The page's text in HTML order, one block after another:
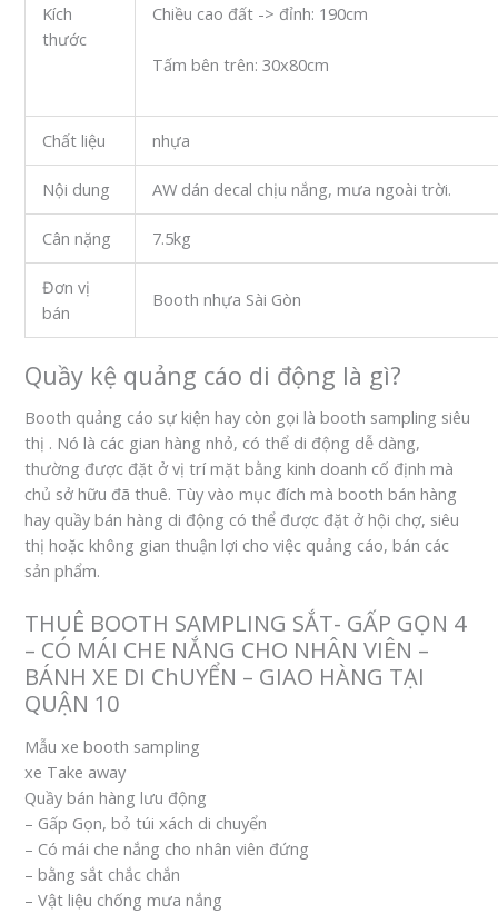
Kích
thước
Chiều cao đất -> đỉnh: 190cm
Tấm bên trên: 30x80cm
Chất liệu nhựa
Nội dung AW dán decal chịu nắng, mưa ngoài trời.
Cân nặng 7.5kg
Đơn vị
bán
Booth nhựa Sài Gòn
Quầy kệ quảng cáo di động là gì?
Booth quảng cáo sự kiện hay còn gọi là booth sampling siêu
thị . Nó là các gian hàng nhỏ, có thể di động dễ dàng,
thường được đặt ở vị trí mặt bằng kinh doanh cố định mà
chủ sở hữu đã thuê. Tùy vào mục đích mà booth bán hàng
hay quầy bán hàng di động có thể được đặt ở hội chợ, siêu
thị hoặc không gian thuận lợi cho việc quảng cáo, bán các
sản phẩm.
THUÊ BOOTH SAMPLING SẮT- GẤP GỌN 4
– CÓ MÁI CHE NẮNG CHO NHÂN VIÊN –
BÁNH XE DI ChUYỂN – GIAO HÀNG TẠI
QUẬN 10
Mẫu xe booth sampling
xe Take away
Quầy bán hàng lưu động
– Gấp Gọn, bỏ túi xách di chuyển
– Có mái che nắng cho nhân viên đứng
– bằng sắt chắc chắn
– Vật liệu chống mưa nắng